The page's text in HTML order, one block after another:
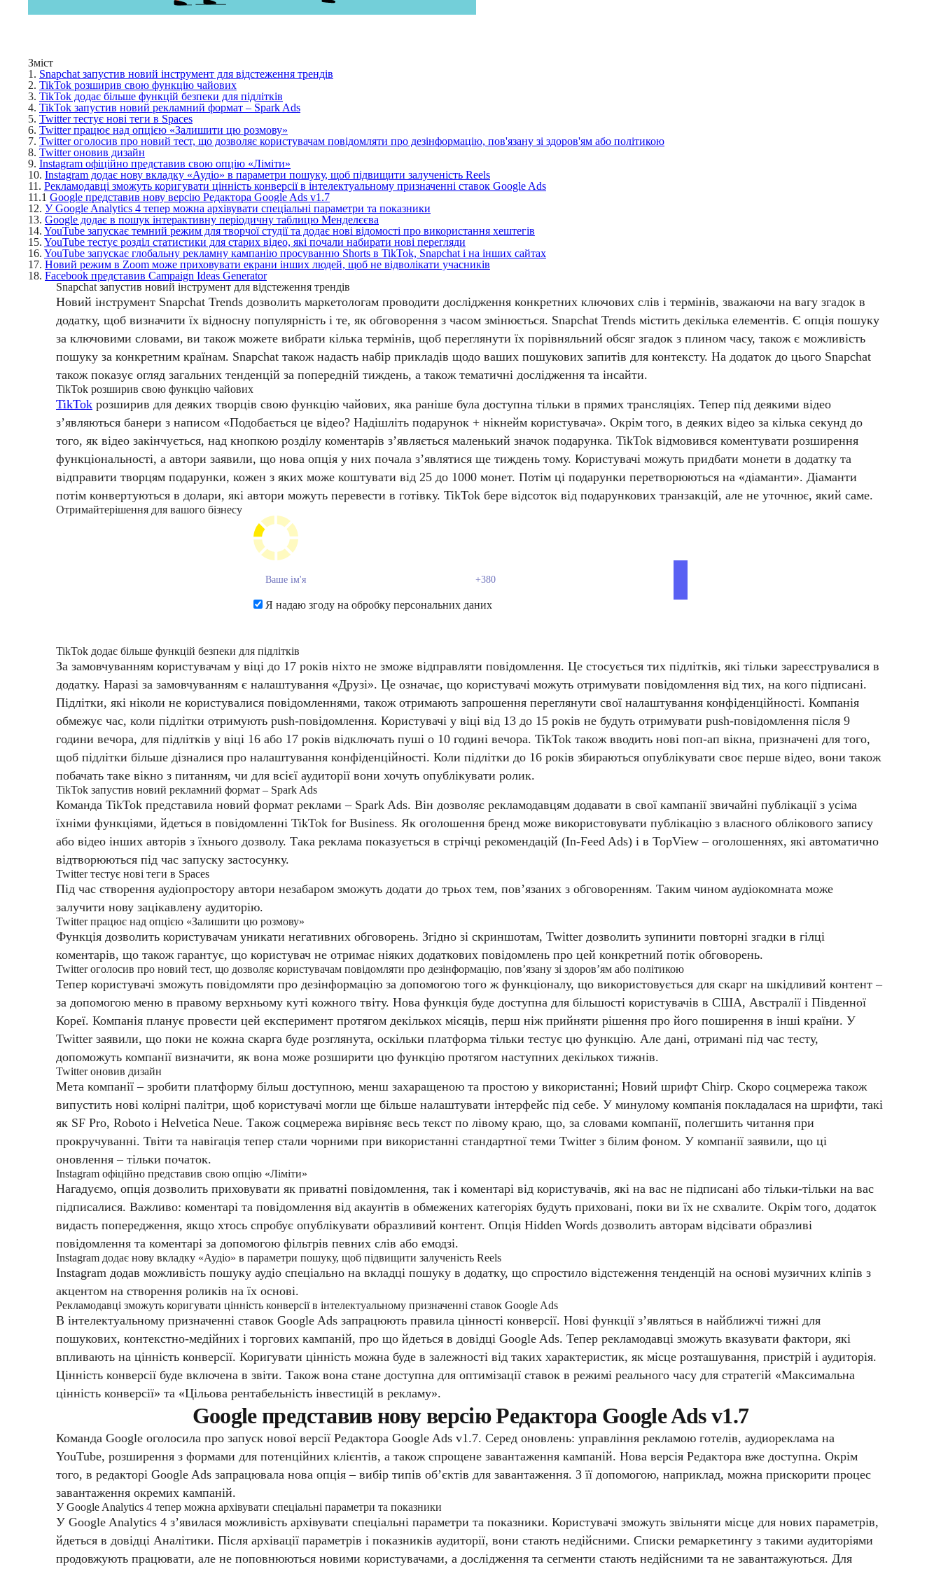
Зміст
1. Snapchat запустив новий інструмент для відстеження трендів
2. TikTok розширив свою функцію чайових
3. TikTok додає більше функцій безпеки для підлітків
4. TikTok запустив новий рекламний формат – Spark Ads
5. Twitter тестує нові теги в Spaces
6. Twitter працює над опцією «Залишити цю розмову»
7. Twitter оголосив про новий тест, що дозволяє користувачам повідомляти про дезінформацію, пов'язану зі здоров'ям або політикою
8. Twitter оновив дизайн
9. Instagram офіційно представив свою опцію «Ліміти»
10. Instagram додає нову вкладку «Аудіо» в параметри пошуку, щоб підвищити залученість Reels
11. Рекламодавці зможуть коригувати цінність конверсії в інтелектуальному призначенні ставок Google Ads
11.1 Google представив нову версію Редактора Google Ads v1.7
12. У Google Analytics 4 тепер можна архівувати спеціальні параметри та показники
13. Google додає в пошук інтерактивну періодичну таблицю Менделєєва
14. YouTube запускає темний режим для творчої студії та додає нові відомості про використання хештегів
15. YouTube тестує розділ статистики для старих відео, які почали набирати нові перегляди
16. YouTube запускає глобальну рекламну кампанію просуванню Shorts в TikTok, Snapchat і на інших сайтах
17. Новий режим в Zoom може приховувати екрани інших людей, щоб не відволікати учасників
18. Facebook представив Campaign Ideas Generator
Snapchat запустив новий інструмент для відстеження трендів
Новий інструмент Snapchat Trends дозволить маркетологам проводити дослідження конкретних ключових слів і термінів, зважаючи на вагу згадок в
додатку, щоб визначити їх відносну популярність і те, як обговорення з часом змінюється. Snapchat Trends містить декілька елементів. Є опція пошуку
за ключовими словами, ви також можете вибрати кілька термінів, щоб переглянути їх порівняльний обсяг згадок з плином часу, також є можливість
пошуку за конкретним країнам. Snapchat також надасть набір прикладів щодо ваших пошукових запитів для контексту. На додаток до цього Snapchat
також показує огляд загальних тенденцій за попередній тиждень, а також тематичні дослідження та інсайти.
TikTok розширив свою функцію чайових
TikTok розширив для деяких творців свою функцію чайових, яка раніше була доступна тільки в прямих трансляціях. Тепер під деякими відео
з’являються банери з написом «Подобається це відео? Надішліть подарунок + нікнейм користувача». Окрім того, в деяких відео за кілька секунд до
того, як відео закінчується, над кнопкою розділу коментарів з’являється маленький значок подарунка. TikTok відмовився коментувати розширення
функціональності, а автори заявили, що нова опція у них почала з’являтися ще тиждень тому. Користувачі можуть придбати монети в додатку та
відправити творцям подарунки, кожен з яких може коштувати від 25 до 1000 монет. Потім ці подарунки перетворюються на «діаманти». Діаманти
потім конвертуються в долари, які автори можуть перевести в готівку. TikTok бере відсоток від подарункових транзакцій, але не уточнює, який саме.
Отримайтерішення для вашого бізнесу
Я надаю згоду на обробку персональних даних
TikTok додає більше функцій безпеки для підлітків
За замовчуванням користувачам у віці до 17 років ніхто не зможе відправляти повідомлення. Це стосується тих підлітків, які тільки зареєструвалися в
додатку. Наразі за замовчуванням є налаштування «Друзі». Це означає, що користувачі можуть отримувати повідомлення від тих, на кого підписані.
Підлітки, які ніколи не користувалися повідомленнями, також отримають запрошення переглянути свої налаштування конфіденційності. Компанія
обмежує час, коли підлітки отримують push-повідомлення. Користувачі у віці від 13 до 15 років не будуть отримувати push-повідомлення після 9
години вечора, для підлітків у віці 16 або 17 років відключать пуші о 10 годині вечора. TikTok також вводить нові поп-ап вікна, призначені для того,
щоб підлітки більше дізналися про налаштування конфіденційності. Коли підлітки до 16 років збираються опублікувати своє перше відео, вони також
побачать таке вікно з питанням, чи для всієї аудиторії вони хочуть опублікувати ролик.
TikTok запустив новий рекламний формат – Spark Ads
Команда TikTok представила новий формат реклами – Spark Ads. Він дозволяє рекламодавцям додавати в свої кампанії звичайні публікації з усіма
їхніми функціями, йдеться в повідомленні TikTok for Business. Як оголошення бренд може використовувати публікацію з власного облікового запису
або відео інших авторів з їхнього дозволу. Така реклама показується в стрічці рекомендацій (In-Feed Ads) і в TopView – оголошеннях, які автоматично
відтворюються під час запуску застосунку.
Twitter тестує нові теги в Spaces
Під час створення аудіопростору автори незабаром зможуть додати до трьох тем, пов’язаних з обговоренням. Таким чином аудіокомната може
залучити нову зацікавлену аудиторію.
Twitter працює над опцією «Залишити цю розмову»
Функція дозволить користувачам уникати негативних обговорень. Згідно зі скриншотам, Twitter дозволить зупинити повторні згадки в гілці
коментарів, що також гарантує, що користувач не отримає ніяких додаткових повідомлень про цей конкретний потік обговорень.
Twitter оголосив про новий тест, що дозволяє користувачам повідомляти про дезінформацію, пов’язану зі здоров’ям або політикою
Тепер користувачі зможуть повідомляти про дезінформацію за допомогою того ж функціоналу, що використовується для скарг на шкідливий контент –
за допомогою меню в правому верхньому куті кожного твіту. Нова функція буде доступна для більшості користувачів в США, Австралії і Південної
Кореї. Компанія планує провести цей експеримент протягом декількох місяців, перш ніж прийняти рішення про його поширення в інші країни. У
Twitter заявили, що поки не кожна скарга буде розглянута, оскільки платформа тільки тестує цю функцію. Але дані, отримані під час тесту,
допоможуть компанії визначити, як вона може розширити цю функцію протягом наступних декількох тижнів.
Twitter оновив дизайн
Мета компанії – зробити платформу більш доступною, менш захаращеною та простою у використанні; Новий шрифт Chirp. Скоро соцмережа також
випустить нові колірні палітри, щоб користувачі могли ще більше налаштувати інтерфейс під себе. У минулому компанія покладалася на шрифти, такі
як SF Pro, Roboto і Helvetica Neue. Також соцмережа вирівняє весь текст по лівому краю, що, за словами компанії, полегшить читання при
прокручуванні. Твіти та навігація тепер стали чорними при використанні стандартної теми Twitter з білим фоном. У компанії заявили, що ці
оновлення – тільки початок.
Instagram офіційно представив свою опцію «Ліміти»
Нагадуємо, опція дозволить приховувати як приватні повідомлення, так і коментарі від користувачів, які на вас не підписані або тільки-тільки на вас
підписалися. Важливо: коментарі та повідомлення від акаунтів в обмежених категоріях будуть приховані, поки ви їх не схвалите. Окрім того, додаток
видасть попередження, якщо хтось спробує опублікувати образливий контент. Опція Hidden Words дозволить авторам відсівати образливі
повідомлення та коментарі за допомогою фільтрів певних слів або емодзі.
Instagram додає нову вкладку «Аудіо» в параметри пошуку, щоб підвищити залученість Reels
Instagram додав можливість пошуку аудіо спеціально на вкладці пошуку в додатку, що спростило відстеження тенденцій на основі музичних кліпів з
акцентом на створення роликів на їх основі.
Рекламодавці зможуть коригувати цінність конверсії в інтелектуальному призначенні ставок Google Ads
В інтелектуальному призначенні ставок Google Ads запрацюють правила цінності конверсії. Нові функції з’являться в найближчі тижні для
пошукових, контекстно-медійних і торгових кампаній, про що йдеться в довідці Google Ads. Тепер рекламодавці зможуть вказувати фактори, які
впливають на цінність конверсії. Коригувати цінність можна буде в залежності від таких характеристик, як місце розташування, пристрій і аудиторія.
Цінність конверсії буде включена в звіти. Також вона стане доступна для оптимізації ставок в режимі реального часу для стратегій «Максимальна
цінність конверсії» та «Цільова рентабельність інвестицій в рекламу».
Google представив нову версію Редактора Google Ads v1.7
Команда Google оголосила про запуск нової версії Редактора Google Ads v1.7. Серед оновлень: управління рекламою готелів, аудиореклама на
YouTube, розширення з формами для потенційних клієнтів, а також спрощене завантаження кампаній. Нова версія Редактора вже доступна. Окрім
того, в редакторі Google Ads запрацювала нова опція – вибір типів об’єктів для завантаження. З її допомогою, наприклад, можна прискорити процес
завантаження окремих кампаній.
У Google Analytics 4 тепер можна архівувати спеціальні параметри та показники
У Google Analytics 4 з’явилася можливість архівувати спеціальні параметри та показники. Користувачі зможуть звільняти місце для нових параметрів,
йдеться в довідці Аналітики. Після архівації параметрів і показників аудиторії, вони стають недійсними. Списки ремаркетингу з такими аудиторіями
продовжують працювати, але не поповнюються новими користувачами, а дослідження та сегменти стають недійсними та не завантажуються. Для